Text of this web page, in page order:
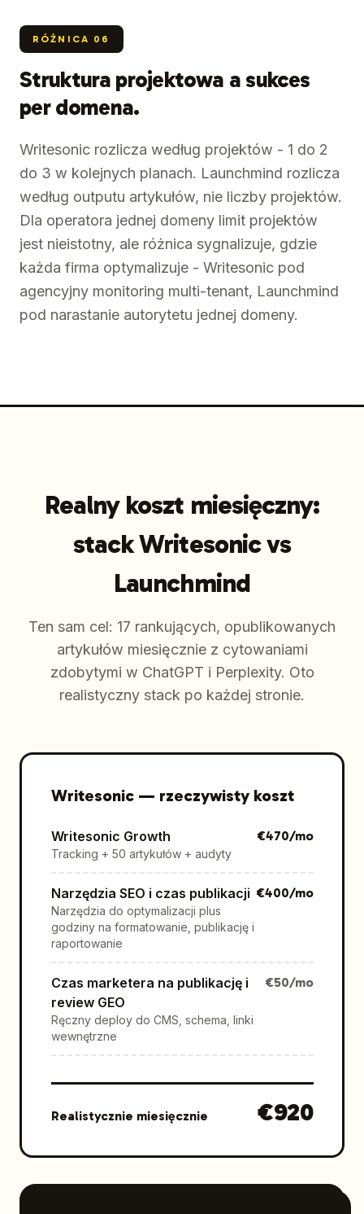
RÓŻNICA 06
Struktura projektowa a sukces
per domena.
Writesonic rozlicza według projektów - 1 do 2
do 3 w kolejnych planach. Launchmind rozlicza
według outputu artykułów, nie liczby projektów.
Dla operatora jednej domeny limit projektów
jest nieistotny, ale różnica sygnalizuje, gdzie
każda firma optymalizuje - Writesonic pod
agencyjny monitoring multi-tenant, Launchmind
pod narastanie autorytetu jednej domeny.
Realny koszt miesięczny:
stack Writesonic vs
Launchmind
Ten sam cel: 17 rankujących, opublikowanych
artykułów miesięcznie z cytowaniami
zdobytymi w ChatGPT i Perplexity. Oto
realistyczny stack po każdej stronie.
Writesonic— rzeczywisty koszt
Writesonic Growth
Tracking + 50 artykułów + audyty
€470/mo
Narzędzia SEO i czas publikacji
Narzędzia do optymalizacji plus
godziny na formatowanie, publikację i
raportowanie
€400/mo
Czas marketera na publikację i
review GEO
Ręczny deploy do CMS, schema, linki
wewnętrzne
€50/mo
Realistycznie miesięcznie €920